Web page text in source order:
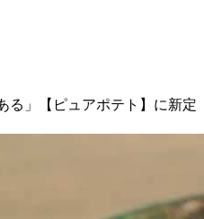
る」【ピュアポテト】に新定